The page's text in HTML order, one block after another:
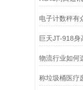
物流行业如何